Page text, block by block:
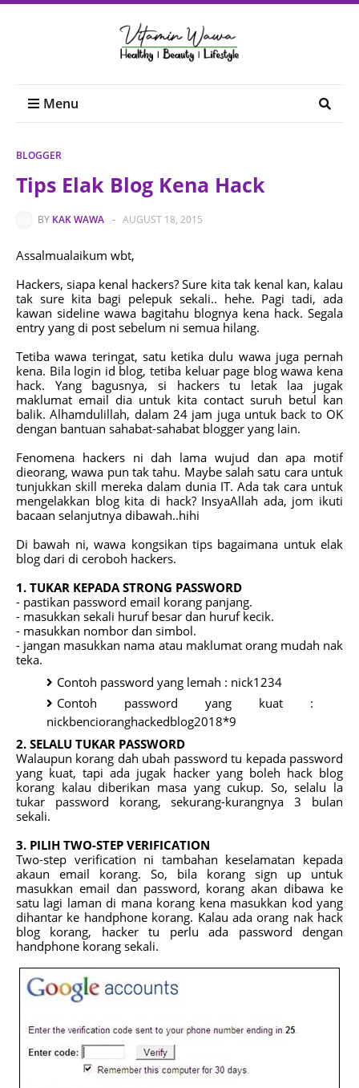
Menu
BLOGGER
Tips Elak Blog Kena Hack
BY KAK WAWA - AUGUST 18, 2015
Assalmualaikum wbt,
Hackers, siapa kenal hackers? Sure kita tak kenal kan, kalau
tak sure kita bagi pelepuk sekali.. hehe. Pagi tadi, ada
kawan sideline wawa bagitahu blognya kena hack. Segala
entry yang di post sebelum ni semua hilang.
Tetiba wawa teringat, satu ketika dulu wawa juga pernah
kena. Bila login id blog, tetiba keluar page blog wawa kena
hack. Yang bagusnya, si hackers tu letak laa jugak
maklumat email dia untuk kita contact suruh betul kan
balik. Alhamdulillah, dalam 24 jam juga untuk back to OK
dengan bantuan sahabat-sahabat blogger yang lain.
Fenomena hackers ni dah lama wujud dan apa motif
dieorang, wawa pun tak tahu. Maybe salah satu cara untuk
tunjukkan skill mereka dalam dunia IT. Ada tak cara untuk
mengelakkan blog kita di hack? InsyaAllah ada, jom ikuti
bacaan selanjutnya dibawah..hihi
Di bawah ni, wawa kongsikan tips bagaimana untuk elak
blog dari di ceroboh hackers.
1. TUKAR KEPADA STRONG PASSWORD
- pastikan password email korang panjang.
- masukkan sekali huruf besar dan huruf kecik.
- masukkan nombor dan simbol.
- jangan masukkan nama atau maklumat orang mudah nak
teka.
Contoh password yang lemah : nick1234
Contoh password yang kuat :
nickbencioranghackedblog2018*9
2. SELALU TUKAR PASSWORD
Walaupun korang dah ubah password tu kepada password
yang kuat, tapi ada jugak hacker yang boleh hack blog
korang kalau diberikan masa yang cukup. So, selalu la
tukar password korang, sekurang-kurangnya 3 bulan
sekali.
3. PILIH TWO-STEP VERIFICATION
Two-step verification ni tambahan keselamatan kepada
akaun email korang. So, bila korang sign up untuk
masukkan email dan password, korang akan dibawa ke
satu lagi laman di mana korang kena masukkan kod yang
dihantar ke handphone korang. Kalau ada orang nak hack
blog korang, hacker tu perlu ada password dengan
handphone korang sekali.